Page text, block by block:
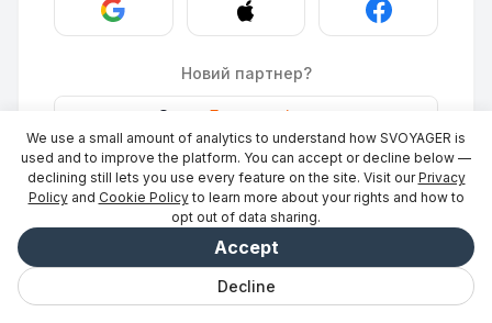
Новий партнер?
Stays Додати місце
ID Photo·Станьте партнером→
We use a small amount of analytics to understand how SVOYAGER is
used and to improve the platform. You can accept or decline below —
declining still lets you use every feature on the site. Visit our Privacy
Policy and Cookie Policy to learn more about your rights and how to
opt out of data sharing.
Decline
Accept